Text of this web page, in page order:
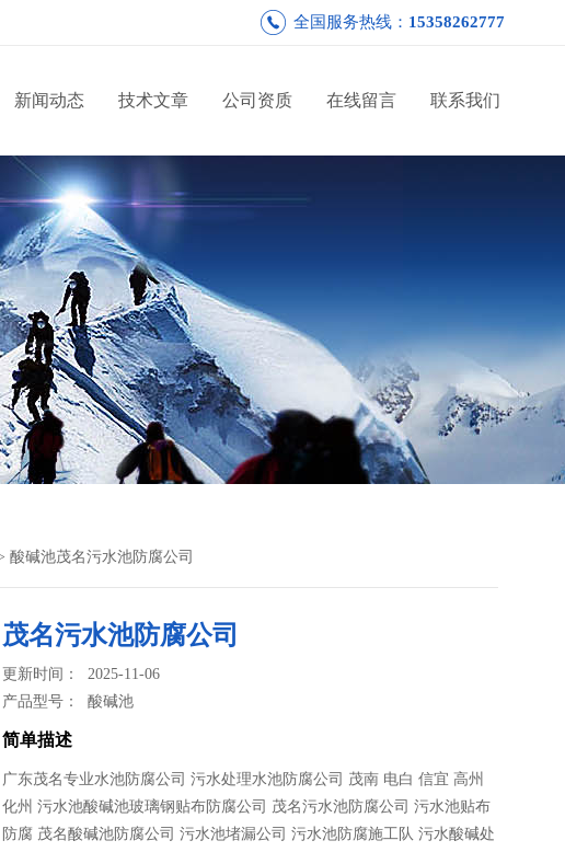
全国服务热线： 15358262777
新闻动态 技术文章 公司资质 在线留言 联系我们
酸碱池茂名污水池防腐公司
茂名污水池防腐公司
更新时间： 2025-11-06
产品型号：酸碱池
简单描述
广东茂名专业水池防腐公司 污水处理水池防腐公司 茂南 电白 信宜 高州
化州 污水池酸碱池玻璃钢贴布防腐公司 茂名污水池防腐公司 污水池贴布
防腐 茂名酸碱池防腐公司 污水池堵漏公司 污水池防腐施工队 污水酸碱处